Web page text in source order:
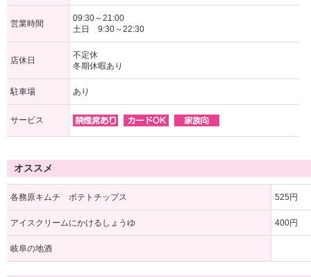
営業時間
09:30～21:00
土日 9:30～22:30
店休日
不定休
冬期休暇あり
駐車場 あり
サービス
オススメ
各務原キムチ ポテトチップス 525円
アイスクリームにかけるしょうゆ 400円
岐阜の地酒